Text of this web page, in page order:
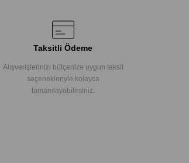
Taksitli Ödeme
Alışverişlerinizi bütçenize uygun taksit
seçenekleriyle kolayca
tamamlayabilirsiniz.